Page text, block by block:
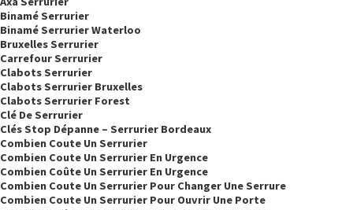
Binamé Serrurier
Binamé Serrurier Waterloo
Bruxelles Serrurier
Carrefour Serrurier
Clabots Serrurier
Clabots Serrurier Bruxelles
Clabots Serrurier Forest
Clé De Serrurier
Clés Stop Dépanne – Serrurier Bordeaux
Combien Coute Un Serrurier
Combien Coute Un Serrurier En Urgence
Combien Coûte Un Serrurier En Urgence
Combien Coute Un Serrurier Pour Changer Une Serrure
Combien Coute Un Serrurier Pour Ouvrir Une Porte